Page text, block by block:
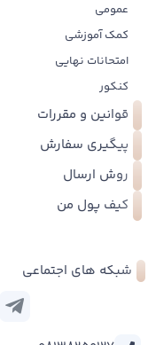
عمومی
کمک آموزشی
امتحانات نهایی
کنکور
قوانین و مقررات
پیگیری سفارش
روش ارسال
کیف پول من
شبکه های اجتماعی